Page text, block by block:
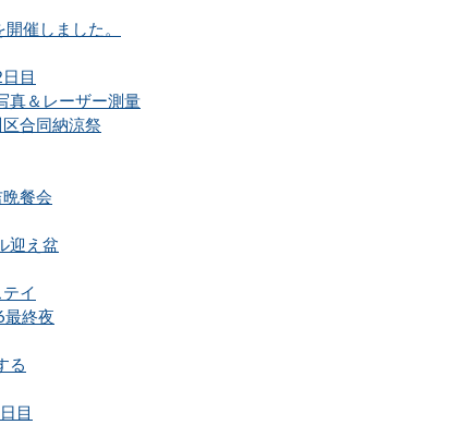
催しました。
目
真＆レーザー測量
合同納涼祭
餐会
迎え盆
イ
最終夜
る
目